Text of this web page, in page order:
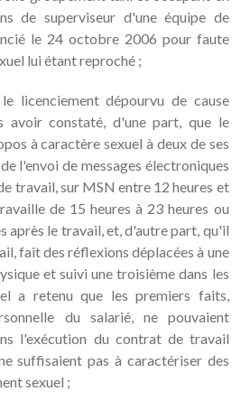
de superviseur d'une équipe de
le 24 octobre 2006 pour faute
lui étant reproché ;
licenciement dépourvu de cause
avoir constaté, d'une part, que le
à caractère sexuel à deux de ses
l'envoi de messages électroniques
travail, sur MSN entre 12 heures et
de 15 heures à 23 heures ou
après le travail, et, d'autre part, qu'il
fait des réflexions déplacées à une
et suivi une troisième dans les
a retenu que les premiers faits,
du salarié, ne pouvaient
l'exécution du contrat de travail
suffisaient pas à caractériser des
sexuel ;